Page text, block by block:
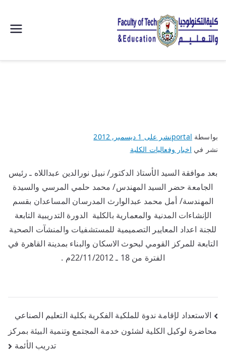
التكنولوجيا
جامعة
سوهاج |
بواسطة portalنشر على 1 ديسمبر, 2012
نشر في اخبار وفعاليات الكلية
بعد موافقة السيد الأستاذ الدكتور/ نبيل نورالدين عبداللاه ـ رئيس
الجامعة حضر السيد المهندس/ محمد حلمي المرسي والسيدة
المهندسة/ أمل محمد عبدالوارث المدرسان المساعدان بقسم
الإنشاءات المدنية والمعمارية بالكلية الدورة التدريبية التابعة
للجنة اعداد المعايير التصميمية للمستشفيات والمنشآت الصحية
التابعة للمركز القومي لبحوث الاسكان والبناء بمدينة القاهرة في
الفترة من 18 ـ 22/11/2012م .
الاستعداد لإقامة ندوة للملكية الفكرية بكلية التعليم الصناعي
محاضرة لوكيل الكلية لشئون خدمة المجتمع وتنمية البيئة بمركز
تدريب الأئمة